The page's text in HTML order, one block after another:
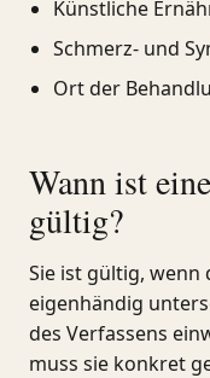
Künstliche
Schmerz- und
Ort der
Wann ist
gültig?
Sie ist gültig, wenn
eigenhändig
des Verfassens
muss sie konkret